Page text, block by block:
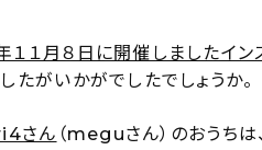
年１１月８日に開催しましたイ
たがいかがでしたでしょうか。
さん （meguさん）のおうち